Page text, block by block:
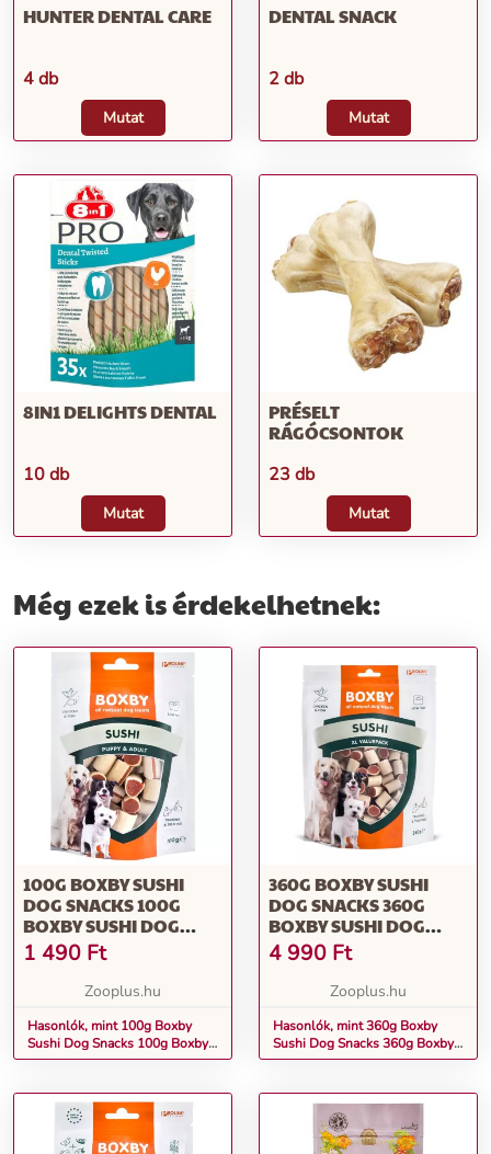
HUNTER DENTAL CARE
4 db
Mutat
DENTAL SNACK
2 db
Mutat
8IN1 DELIGHTS DENTAL
10 db
Mutat
PRÉSELT
RÁGÓCSONTOK
23 db
Mutat
Még ezek is érdekelhetnek:
100G BOXBY SUSHI
DOG SNACKS 100G
BOXBY SUSHI DOG
SNACKS
1 490 Ft
Zooplus.hu
Hasonlók, mint 100g Boxby
Sushi Dog Snacks 100g Boxby
Sushi Dog Snacks
360G BOXBY SUSHI
DOG SNACKS 360G
BOXBY SUSHI DOG
SNACKS
4 990 Ft
Zooplus.hu
Hasonlók, mint 360g Boxby
Sushi Dog Snacks 360g Boxby
Sushi Dog Snacks